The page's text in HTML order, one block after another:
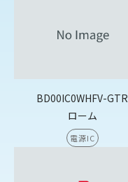
BD00IC0WHFV-GTR
ローム
電源IC